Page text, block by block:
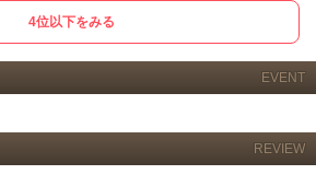
4位以下をみる
EVENT
REVIEW